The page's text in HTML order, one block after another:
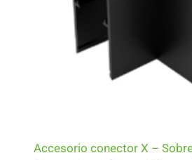
Accesorio conector X –